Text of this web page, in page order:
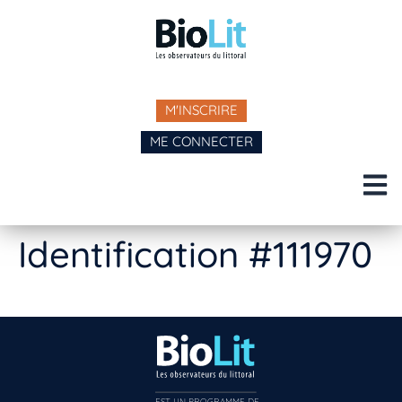
M'INSCRIRE
ME CONNECTER
Identification #111970